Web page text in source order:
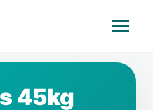
45kg